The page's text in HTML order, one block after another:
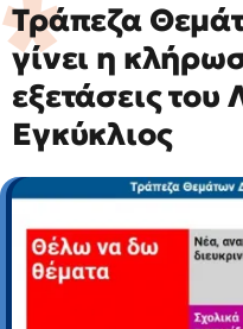
Τράπεζα
γίνει η
εξετάσεις του
Εγκύκλιος